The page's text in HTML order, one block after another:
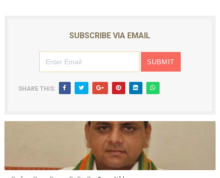
SUBSCRIBE VIA EMAIL
SHARE THIS: